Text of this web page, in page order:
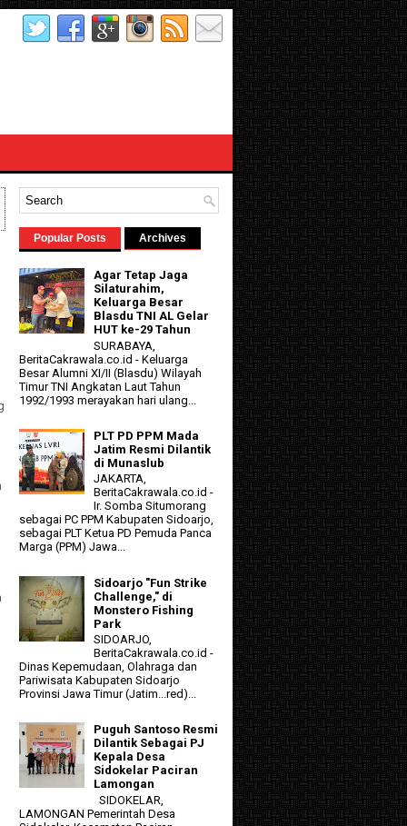
Popular Posts Archives
Agar Tetap Jaga
Silaturahim,
Keluarga Besar
Blasdu TNI AL Gelar
HUT ke-29 Tahun
SURABAYA,
BeritaCakrawala.co.id - Keluarga
Besar Alumni XI/II (Blasdu) Wilayah
Timur TNI Angkatan Laut Tahun
1992/1993 merayakan hari ulang...
PLT PD PPM Mada
Jatim Resmi Dilantik
di Munaslub
JAKARTA,
BeritaCakrawala.co.id -
Ir. Somba Situmorang
sebagai PC PPM Kabupaten Sidoarjo,
sebagai PLT Ketua PD Pemuda Panca
Marga (PPM) Jawa...
Sidoarjo "Fun Strike
Challenge," di
Monstero Fishing
Park
SIDOARJO,
BeritaCakrawala.co.id -
Dinas Kepemudaan, Olahraga dan
Pariwisata Kabupaten Sidoarjo
Provinsi Jawa Timur (Jatim...red)...
Puguh Santoso Resmi
Dilantik Sebagai PJ
Kepala Desa
Sidokelar Paciran
Lamongan
SIDOKELAR,
LAMONGAN Pemerintah Desa